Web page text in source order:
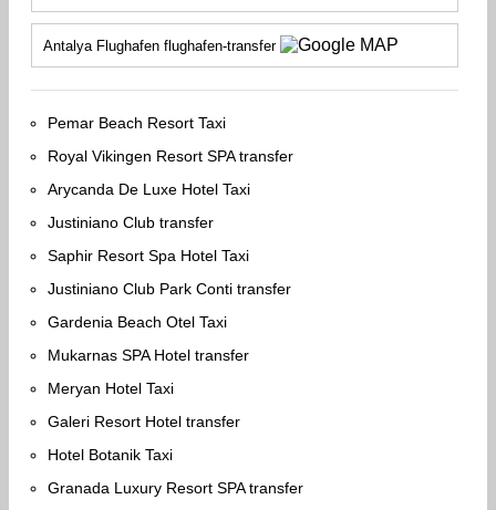
Antalya Flughafen flughafen-transfer
Pemar Beach Resort Taxi
Royal Vikingen Resort SPA transfer
Arycanda De Luxe Hotel Taxi
Justiniano Club transfer
Saphir Resort Spa Hotel Taxi
Justiniano Club Park Conti transfer
Gardenia Beach Otel Taxi
Mukarnas SPA Hotel transfer
Meryan Hotel Taxi
Galeri Resort Hotel transfer
Hotel Botanik Taxi
Granada Luxury Resort SPA transfer